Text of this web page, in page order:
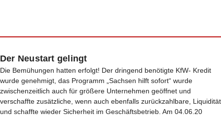
Der Neustart gelingt
Die Bemühungen hatten erfolgt! Der dringend benötigte KfW- Kredit
wurde genehmigt, das Programm „Sachsen hilft sofort“ wurde
zwischenzeitlich auch für größere Unternehmen geöffnet und
verschaffte zusätzliche, wenn auch ebenfalls zurückzahlbare, Liquidität
und schaffte wieder Sicherheit im Geschäftsbetrieb. Am 04.06.20